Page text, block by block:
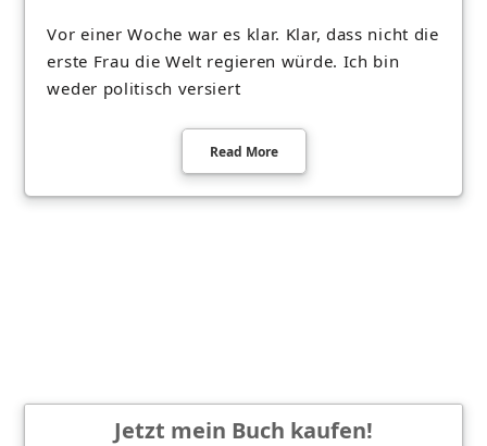
Vor einer Woche war es klar. Klar, dass nicht die
erste Frau die Welt regieren würde. Ich bin
weder politisch versiert
Read More
Jetzt mein Buch kaufen!